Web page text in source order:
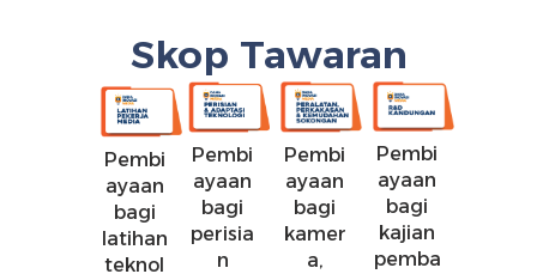
Skop Tawaran
Pembi
ayaan
bagi
latihan
teknol
Pembi
ayaan
bagi
perisia
n
Pembi
ayaan
bagi
kamer
a,
Pembi
ayaan
bagi
kajian
pemba